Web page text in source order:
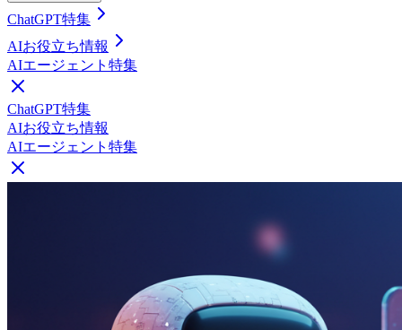
ChatGPT特集
AIお役立ち情報
AIエージェント特集
ChatGPT特集
AIお役立ち情報
AIエージェント特集